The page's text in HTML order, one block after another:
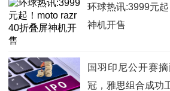
环球热讯:3999元
神机开售
国羽印尼公开赛
冠，雅思组合成功